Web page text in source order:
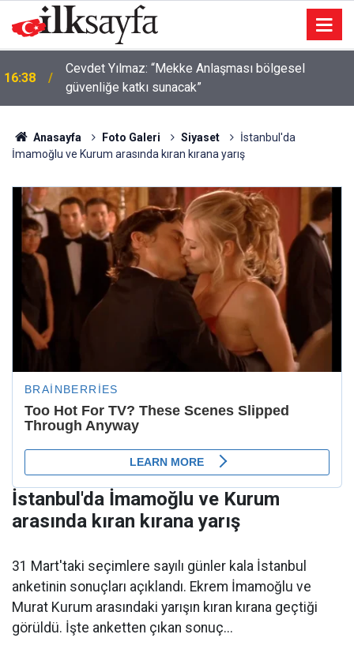
16:38
Cevdet Yılmaz: “Mekke Anlaşması bölgesel
güvenliğe katkı sunacak”
Anasayfa Foto Galeri Siyaset
İstanbul'da
İmamoğlu ve Kurum arasında kıran kırana yarış
İstanbul'da İmamoğlu ve Kurum
arasında kıran kırana yarış
31 Mart'taki seçimlere sayılı günler kala İstanbul
anketinin sonuçları açıklandı. Ekrem İmamoğlu ve
Murat Kurum arasındaki yarışın kıran kırana geçtiği
görüldü. İşte anketten çıkan sonuç...